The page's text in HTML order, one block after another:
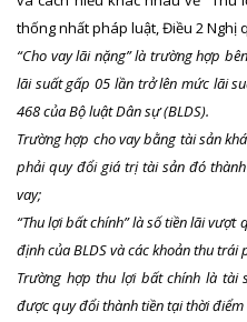
thống nhất pháp luật, Điều 2 Nghị
“Cho vay lãi nặng” là trường hợp
lãi suất gấp 05 lần trở lên mức lãi
468 của Bộ luật Dân sự (BLDS).
Trường hợp cho vay bằng tài sản
phải quy đổi giá trị tài sản đó
vay;
“Thu lợi bất chính” là số tiền lãi
định của BLDS và các khoản thu trái
Trường hợp thu lợi bất chính là tài
được quy đổi thành tiền tại thời điểm